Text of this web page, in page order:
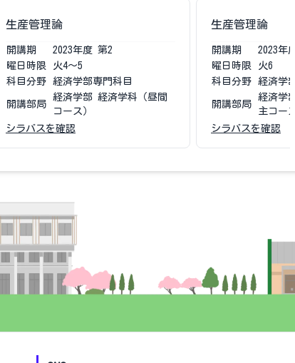
生産管理論
開講期 2023年度 第2
曜日時限
火4〜5
科目分野
経済学部専門科目
開講部局
経済学部 経済学科（昼間
コース）
シラバスを確認
生産管理論
開講期 2023年
曜日時限
火6
科目分野
経済学
開講部局
経済学
主コー
シラバスを確認